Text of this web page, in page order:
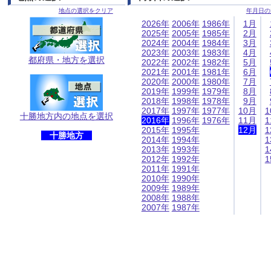
地点の選択をクリア
都府県・地方を選択
十勝地方内の地点を選択
十勝地方
年月日
2026年
2025年
2024年
2023年
2022年
2021年
2020年
2019年
2018年
2017年
2016年
2015年
2014年
2013年
2012年
2011年
2010年
2009年
2008年
2007年
2006年
2005年
2004年
2003年
2002年
2001年
2000年
1999年
1998年
1997年
1996年
1995年
1994年
1993年
1992年
1991年
1990年
1989年
1988年
1987年
1986年
1985年
1984年
1983年
1982年
1981年
1980年
1979年
1978年
1977年
1976年
1月
2月
3月
4月
5月
6月
7月
8月
9月
10月
11月
12月